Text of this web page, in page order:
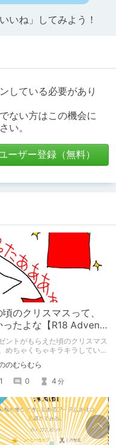
いね」してみよう！
している必要があり
ない方はこの機会に
い。
ーザー登録（無料）
頃のクリスマスって、
ったよな【R18 Advent
2024】
ントがもらえた頃のクリスマス
めちゃくちゃキラキラしていま
ね。あの頃のワクワク感を返し
い。DLチャンネルR18 Advent
2024の12/25分の記事で
のむらむら
0 4 分